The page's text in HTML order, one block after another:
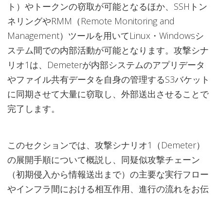
ト）やトークンの窃取が可能となるほか、SSHトン
ネリングやRMM（Remote Monitoring and
Management）ツールを用いてLinux・Windowsシ
ステム間での内部活動が可能となります。攻撃シナ
リオ1は、Demeterが内部システムのアプリデータ
やファイル共有データを自身の管理するS3バケット
に同期させて大量に窃取し、外部送出させることで
完了します。
このセクションでは、攻撃シナリオ1（Demeter）
の展開手順について概説し、同疑似攻撃チェーン
（初期侵入から情報送出まで）の主要な実行フロー
やインフラ間における相互作用、進行の流れをお伝